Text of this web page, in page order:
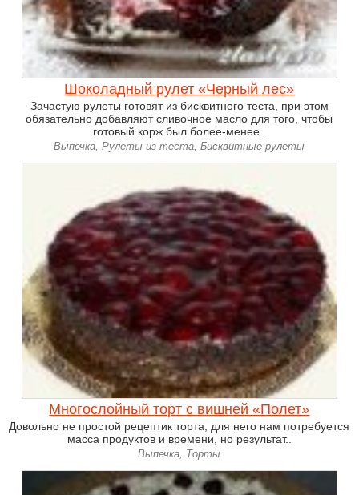
Шоколадный рулет «Черный лес»
Зачастую рулеты готовят из бисквитного теста, при этом
обязательно добавляют сливочное масло для того, чтобы
готовый корж был более-менее..
Выпечка, Рулеты из теста, Бисквитные рулеты
Многослойный торт с вишней «Полет»
Довольно не простой рецептик торта, для него нам потребуется
масса продуктов и времени, но результат..
Выпечка, Торты